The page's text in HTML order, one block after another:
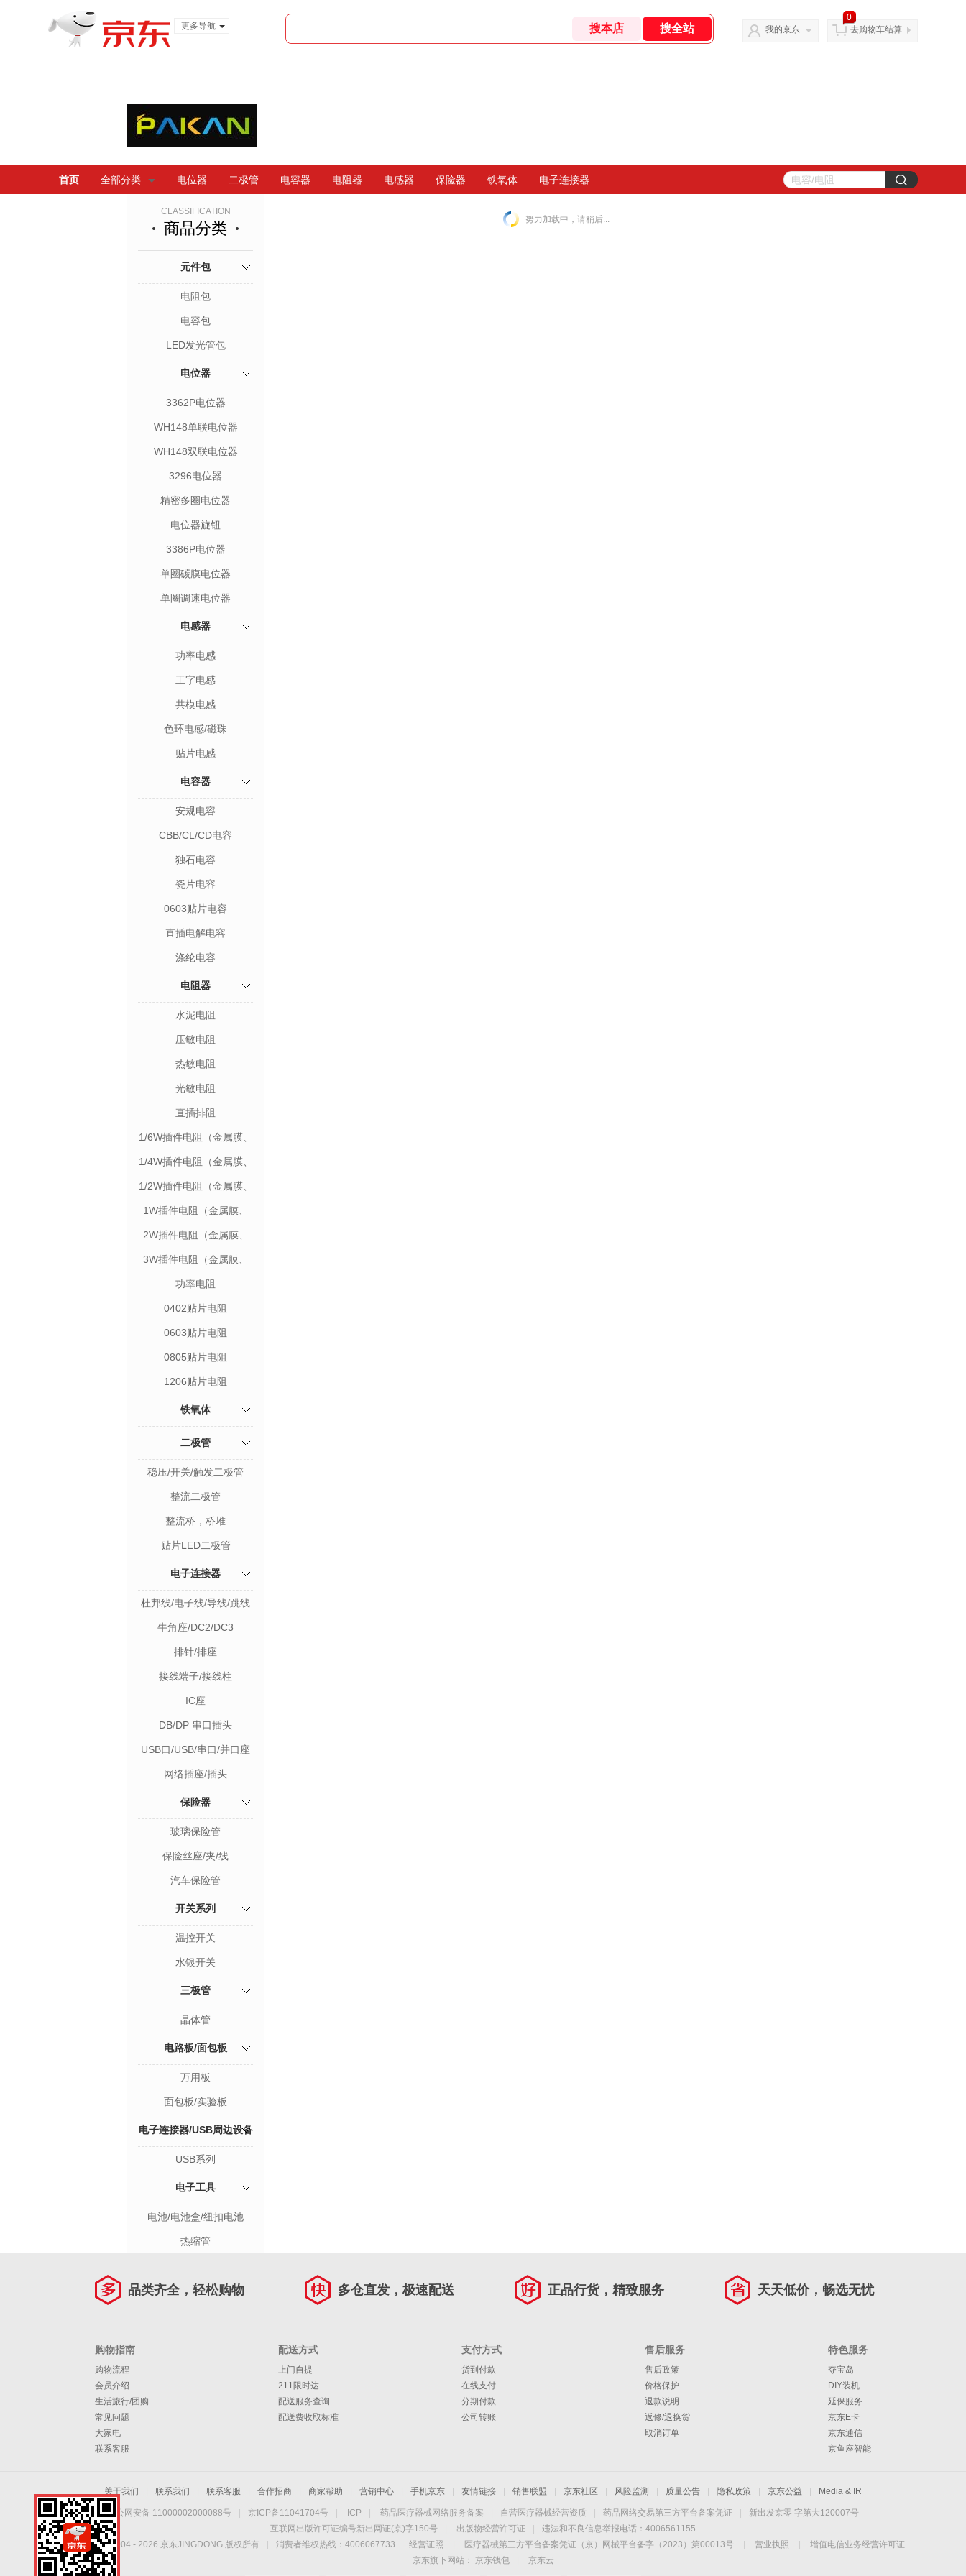
更多导航
我的京东
0
去购物车结算
首页 全部分类 电位器 二极管 电容器 电阻器 电感器 保险器 铁氧体 电子连接器
CLASSIFICATION
商品分类
元件包
电阻包
电容包
LED发光管包
电位器
3362P电位器
WH148单联电位器
WH148双联电位器
3296电位器
精密多圈电位器
电位器旋钮
3386P电位器
单圈碳膜电位器
单圈调速电位器
电感器
功率电感
工字电感
共模电感
色环电感/磁珠
贴片电感
电容器
安规电容
CBB/CL/CD电容
独石电容
瓷片电容
0603贴片电容
直插电解电容
涤纶电容
电阻器
水泥电阻
压敏电阻
热敏电阻
光敏电阻
直插排阻
1/6W插件电阻（金属膜、
碳膜）
1/4W插件电阻（金属膜、
碳膜）
1/2W插件电阻（金属膜、
碳膜）
1W插件电阻（金属膜、
碳膜）
2W插件电阻（金属膜、
碳膜）
3W插件电阻（金属膜、
碳膜）
功率电阻
0402贴片电阻
0603贴片电阻
0805贴片电阻
1206贴片电阻
铁氧体
二极管
稳压/开关/触发二极管
整流二极管
整流桥，桥堆
贴片LED二极管
电子连接器
杜邦线/电子线/导线/跳线
牛角座/DC2/DC3
排针/排座
接线端子/接线柱
IC座
DB/DP 串口插头
USB口/USB/串口/并口座
网络插座/插头
保险器
玻璃保险管
保险丝座/夹/线
汽车保险管
开关系列
温控开关
水银开关
三极管
晶体管
电路板/面包板
万用板
面包板/实验板
电子连接器/USB周边设备
系列
USB系列
电子工具
电池/电池盒/纽扣电池
热缩管
努力加载中，请稍后...
品类齐全，轻松购物 多仓直发，极速配送 正品行货，精致服务 天天低价，畅选无忧
购物指南
购物流程
会员介绍
生活旅行/团购
常见问题
大家电
联系客服
配送方式
上门自提
211限时达
配送服务查询
配送费收取标准
支付方式
货到付款
在线支付
分期付款
公司转账
售后服务
售后政策
价格保护
退款说明
返修/退换货
取消订单
特色服务
夺宝岛
DIY装机
延保服务
京东E卡
京东通信
京鱼座智能
关于我们 联系我们 联系客服 合作招商 商家帮助 营销中心 手机京东 友情链接 销售联盟 京东社区 风险监测 质量公告 隐私政策 京东公益 Media & IR
京公网安备 11000002000088号 京ICP备11041704号 ICP 药品医疗器械网络服务备案 自营医疗器械经营资质 药品网络交易第三方平台备案凭证
新出发京零 字第大120007号
互联网出版许可证编号新出网证(京)字150号
出版物经营许可证
违法和不良信息举报电话：4006561155
Copyright © 2004 - 2026 京东JINGDONG 版权所有 消费者维权热线：4006067733 经营证照 医疗器械第三方平台备案凭证（京）网械平台备字（2023）第00013号 营业执照
增值电信业务经营许可证
京东旗下网站：
京东钱包
京东云
手机扫一扫，劲爆优